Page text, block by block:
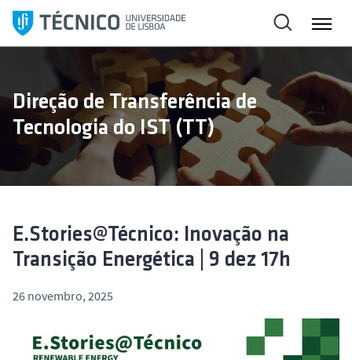
l
a
Direção de Transferência de
Tecnologia do IST (TT)
E.Stories@Técnico: Inovação na
Transição Energética | 9 dez 17h
26 novembro, 2025